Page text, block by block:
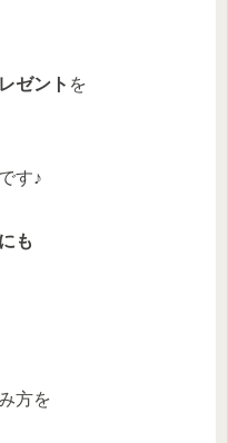
ゼント を
す♪
も
方を